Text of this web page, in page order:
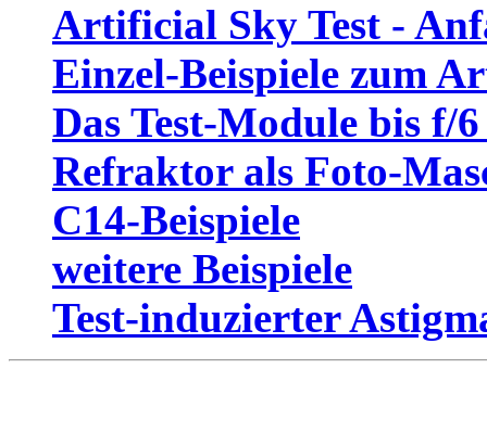
Artificial Sky Test -
Einzel-Beispiele zum
Das Test-Module bis f/
Refraktor als Foto-
C14-Beispiele
weitere Beispiele
Test-induzierter